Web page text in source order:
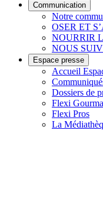
Communication
Notre
OSER ET
NOURRIR
NOUS
Espace presse
Accueil
Dossiers de
Flexi
Flexi Pros
La